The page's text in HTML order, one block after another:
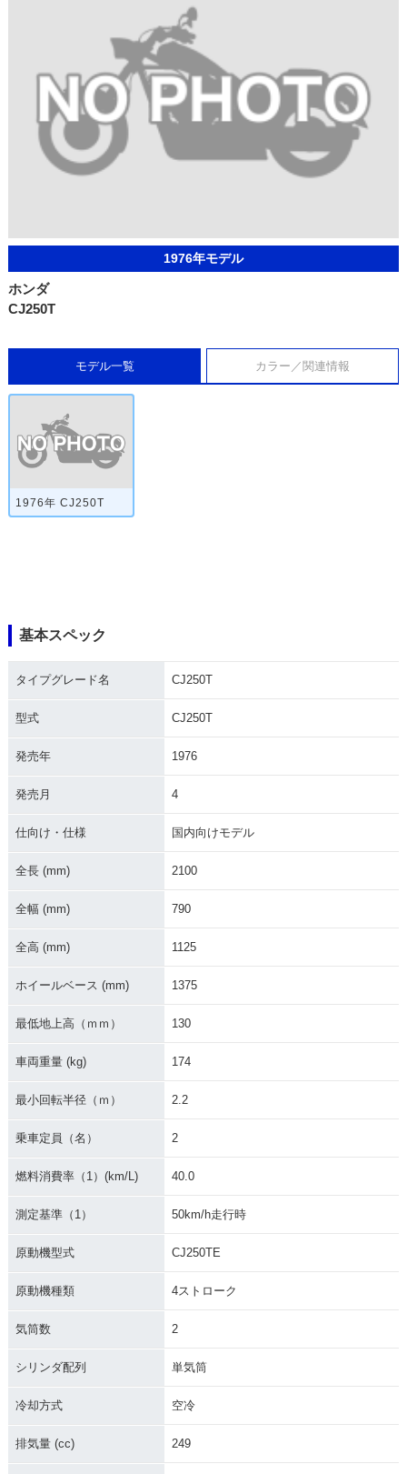
1976年モデル
ホンダ
CJ250T
モデル一覧 カラー／関連情報
1976年 CJ250T
基本スペック
タイプグレード名 CJ250T
型式 CJ250T
発売年 1976
発売月 4
仕向け・仕様 国内向けモデル
全長 (mm) 2100
全幅 (mm) 790
全高 (mm) 1125
ホイールベース (mm) 1375
最低地上高（ｍｍ） 130
車両重量 (kg) 174
最小回転半径（ｍ） 2.2
乗車定員（名） 2
燃料消費率（1）(km/L) 40.0
測定基準（1） 50km/h走行時
原動機型式 CJ250TE
原動機種類 4ストローク
気筒数 2
シリンダ配列 単気筒
冷却方式 空冷
排気量 (cc) 249